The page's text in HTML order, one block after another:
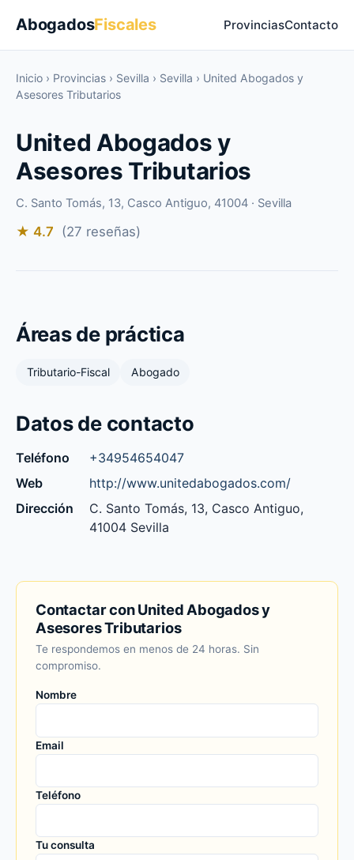
AbogadosFiscales ProvinciasContacto
Inicio › Provincias › Sevilla › Sevilla › United Abogados y
Asesores Tributarios
United Abogados y
Asesores Tributarios
C. Santo Tomás, 13, Casco Antiguo, 41004 · Sevilla
★ 4.7 (27 reseñas)
Áreas de práctica
Tributario-Fiscal Abogado
Datos de contacto
Teléfono
+34954654047
Web
http://www.unitedabogados.com/
Dirección
C. Santo Tomás, 13, Casco Antiguo,
41004 Sevilla
Contactar con United Abogados y
Asesores Tributarios
Te respondemos en menos de 24 horas. Sin
compromiso.
Nombre
Email
Teléfono
Tu consulta